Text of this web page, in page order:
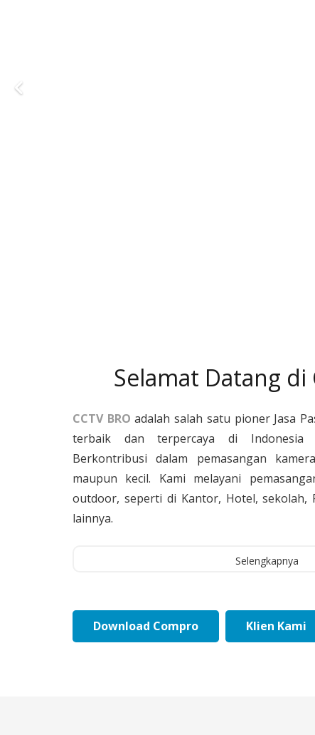
Selamat Datang di
CCTV BRO adalah salah satu pioner Jasa
terbaik dan terpercaya di Indonesia
Berkontribusi dalam pemasangan
maupun kecil. Kami melayani
outdoor, seperti di Kantor, Hotel, sekolah,
lainnya.
Selengkapnya
Download Compro Klien Kami